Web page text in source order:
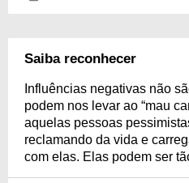
Saiba reconhecer
Influências negativas não
podem nos levar ao “mau
aquelas pessoas
reclamando da vida e
com elas. Elas podem ser